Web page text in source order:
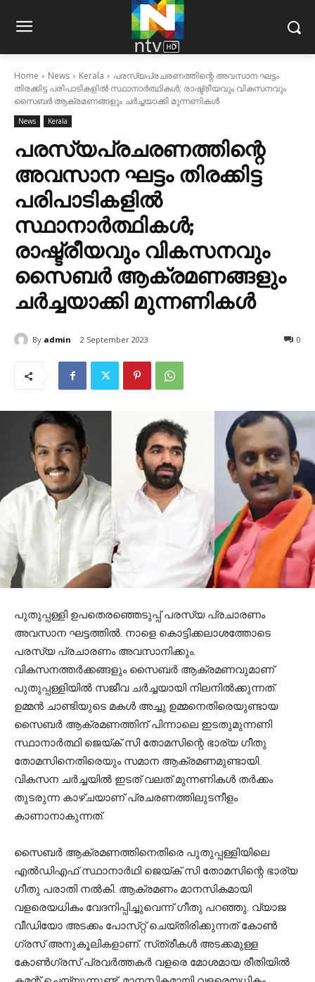
Home News Kerala
പരസ്യപ്രചരണത്തിന്റെ അവസാന ഘട്ടം
തിരക്കിട്ട പരിപാടികളിൽ സ്ഥാനാർത്ഥികൾ; രാഷ്ട്രീയവും വികസനവും
സൈബർ ആക്രമണങ്ങളും ചർച്ചയാക്കി മുന്നണികൾ
News Kerala
പരസ്യപ്രചരണത്തിന്റെ
അവസാന ഘട്ടം തിരക്കിട്ട
പരിപാടികളിൽ
സ്ഥാനാർത്ഥികൾ;
രാഷ്ട്രീയവും വികസനവും
സൈബർ ആക്രമണങ്ങളും
ചർച്ചയാക്കി മുന്നണികൾ
By admin 2 September 2023 0
പുതുപ്പള്ളി ഉപതെരഞ്ഞെടുപ്പ് പരസ്യ പ്രചാരണം
അവസാന ഘട്ടത്തിൽ. നാളെ കൊട്ടിക്കലാശത്തോടെ
പരസ്യ പ്രചാരണം അവസാനിക്കും.
വികസനത്തർക്കങ്ങളും സൈബർ ആക്രമണവുമാണ്
പുതുപ്പള്ളിയിൽ സജീവ ചർച്ചയായി നിലനിൽക്കുന്നത്.
ഉമ്മൻ ചാണ്ടിയുടെ മകൾ അച്ചു ഉമ്മനെതിരെയുണ്ടായ
സൈബർ ആക്രമണത്തിന് പിന്നാലെ ഇടതുമുന്നണി
സ്ഥാനാർത്ഥി ജെയ്ക് സി തോമസിന്റെ ഭാര്യ ഗീതു
തോമസിനെതിരെയും സമാന ആക്രമണമുണ്ടായി.
വികസന ചർച്ചയിൽ ഇടത് വലത് മുന്നണികൾ തർക്കം
തുടരുന്ന കാഴ്ചയാണ് പ്രചരണത്തിലുടനീളം
കാണാനാകുന്നത്.
സൈബർ ആക്രമണത്തിനെതിരെ പുതുപ്പള്ളിയിലെ
എൽഡിഎഫ്‌ സ്ഥാനാർഥി ജെയ്‌ക്‌ സി തോമസിന്റെ ഭാര്യ
ഗീതു പരാതി നൽകി. ആക്രമണം മാനസികമായി
വളരെയധികം വേദനിപ്പിച്ചുവെന്ന്‌ ഗീതു പറഞ്ഞു. വ്യാജ
വീഡിയോ അടക്കം പോസ്‌റ്റ്‌ ചെയ്‌തിരിക്കുന്നത്‌ കോൺ​
ഗ്രസ് അനുകൂലികളാണ്. സ്‌ത്രീകൾ അടക്കമുള്ള
കോൺഗ്രസ്‌ പ്രവർത്തകർ വളരെ മോശമായ രീതിയിൽ